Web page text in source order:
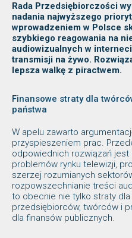
Rada Przedsiębiorczości
nadania najwyższego
wprowadzeniem w Polsce
szybkiego reagowania na
audiowizualnych w
transmisji na żywo.
lepsza walkę z piractwem.
Finansowe straty dla
państwa
W apelu zawarto
przyspieszeniem prac.
odpowiednich rozwiązań
problemów rynku telewizji,
szerzej rozumianych
rozpowszechnianie treści
to obecnie nie tylko straty dla
przedsiębiorców, twórców i
dla finansów publicznych.